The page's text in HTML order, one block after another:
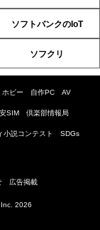
ソフトバンクのIoT
ソフクリ
ホビー 自作PC AV
SIM 倶楽部情報局
小説コンテスト SDGs
広告掲載
2026